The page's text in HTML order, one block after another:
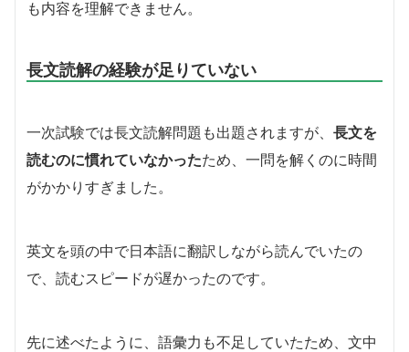
も内容を理解できません。
長文読解の経験が足りていない
一次試験では長文読解問題も出題されますが、 長文を
読むのに慣れていなかったため、一問を解くのに時間
がかかりすぎました。
英文を頭の中で日本語に翻訳しながら読んでいたの
で、読むスピードが遅かったのです。
先に述べたように、語彙力も不足していたため、文中